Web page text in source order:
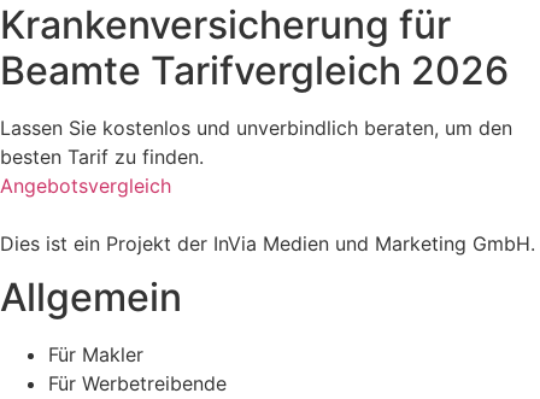
Krankenversicherung für
Beamte Tarifvergleich 2026
Lassen Sie kostenlos und unverbindlich beraten, um den
besten Tarif zu finden.
Angebotsvergleich
Dies ist ein Projekt der InVia Medien und Marketing GmbH.
Allgemein
Für Makler
Für Werbetreibende